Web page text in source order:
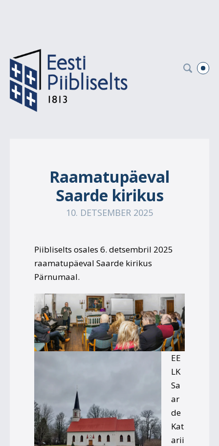
Raamatupäeval
Saarde kirikus
10. DETSEMBER 2025
Piibliselts osales 6. detsembril 2025
raamatupäeval Saarde kirikus
Pärnumaal.
EE
LK
Sa
ar
de
Kat
arii